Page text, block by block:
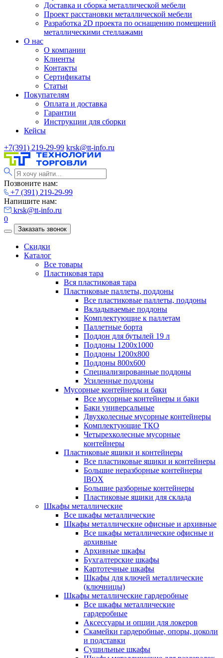
Доставка и сборка металлической мебели
Проект расстановки металлической мебели
Разработка 2D проекта по оснащению помещений
металлическими стеллажами
О нас
О компании
Клиенты
Контакты
Сертификаты
Статьи
Покупателям
Оплата и доставка
Гарантии
Инструкции для сборки
Кейсы
+7(391) 219-29-99 krsk@tt-info.ru
Позвоните нам:
+7 (391) 219-29-99
Напишите нам:
krsk@tt-info.ru
0
Заказать звонок
Скидки
Каталог
Все товары
Пластиковая тара
Вся пластиковая тара
Пластиковые паллеты, поддоны
Все пластиковые паллеты, поддоны
Вкладываемые поддоны
Комплектующие к паллетам
Паллетные борта
Поддон для бутылей 19 л
Поддоны 1200х1000
Поддоны 1200х800
Поддоны 800х600
Специализированные поддоны
Усиленные поддоны
Мусорные контейнеры и баки
Все мусорные контейнеры и баки
Баки универсальные
Двухколесные мусорные контейнеры
Комплектующие ТКО
Четырехколесные мусорные
контейнеры
Пластиковые ящики и контейнеры
Все пластиковые ящики и контейнеры
Большие неразборные контейнеры
IBOX
Большие разборные контейнеры
Пластиковые ящики для склада
Шкафы металлические
Все шкафы металлические
Шкафы металлические офисные и архивные
Все шкафы металлические офисные и
архивные
Архивные шкафы
Бухгалтерские шкафы
Картотечные шкафы
Шкафы для ключей металлические
(ключницы)
Шкафы металлические гардеробные
Все шкафы металлические
гардеробные
Аксессуары и опции для локеров
Скамейки гардеробные, опоры, цоколи
и подставки
Сушильные шкафы